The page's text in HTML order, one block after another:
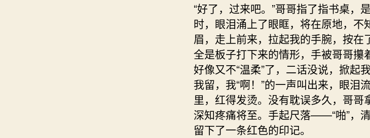
“好了，过来吧。”哥哥指了指书桌，
时，眼泪涌上了眼眶，将在原地，不
眉，走上前来，拉起我的手腕，按在
全是板子打下来的情形，手被哥哥攥
好像又不“温柔”了，二话没说，掀起
我留，我“啊！”的一声叫出来，眼泪
里，红得发烫。没有耽误多久，哥哥
深知疼痛将至。手起尺落——“啪”，
留下了一条红色的印记。